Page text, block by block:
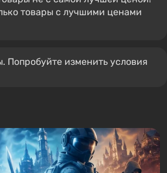
товары с лучшими ценами
Попробуйте изменить условия